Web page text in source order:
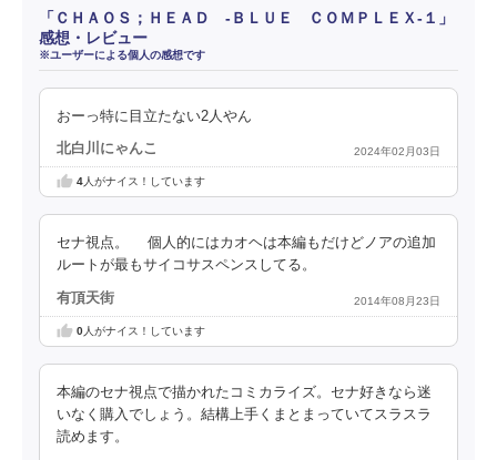
「ＣＨＡＯＳ；ＨＥＡＤ ‐ＢＬＵＥ ＣＯＭＰＬＥＸ‐１」
感想・レビュー
※ユーザーによる個人の感想です
おーっ特に目立たない2人やん
北白川にゃんこ 2024年02月03日
4人がナイス！しています
セナ視点。 個人的にはカオヘは本編もだけどノアの追加
ルートが最もサイコサスペンスしてる。
有頂天街 2014年08月23日
0人がナイス！しています
本編のセナ視点で描かれたコミカライズ。セナ好きなら迷
いなく購入でしょう。結構上手くまとまっていてスラスラ
読めます。